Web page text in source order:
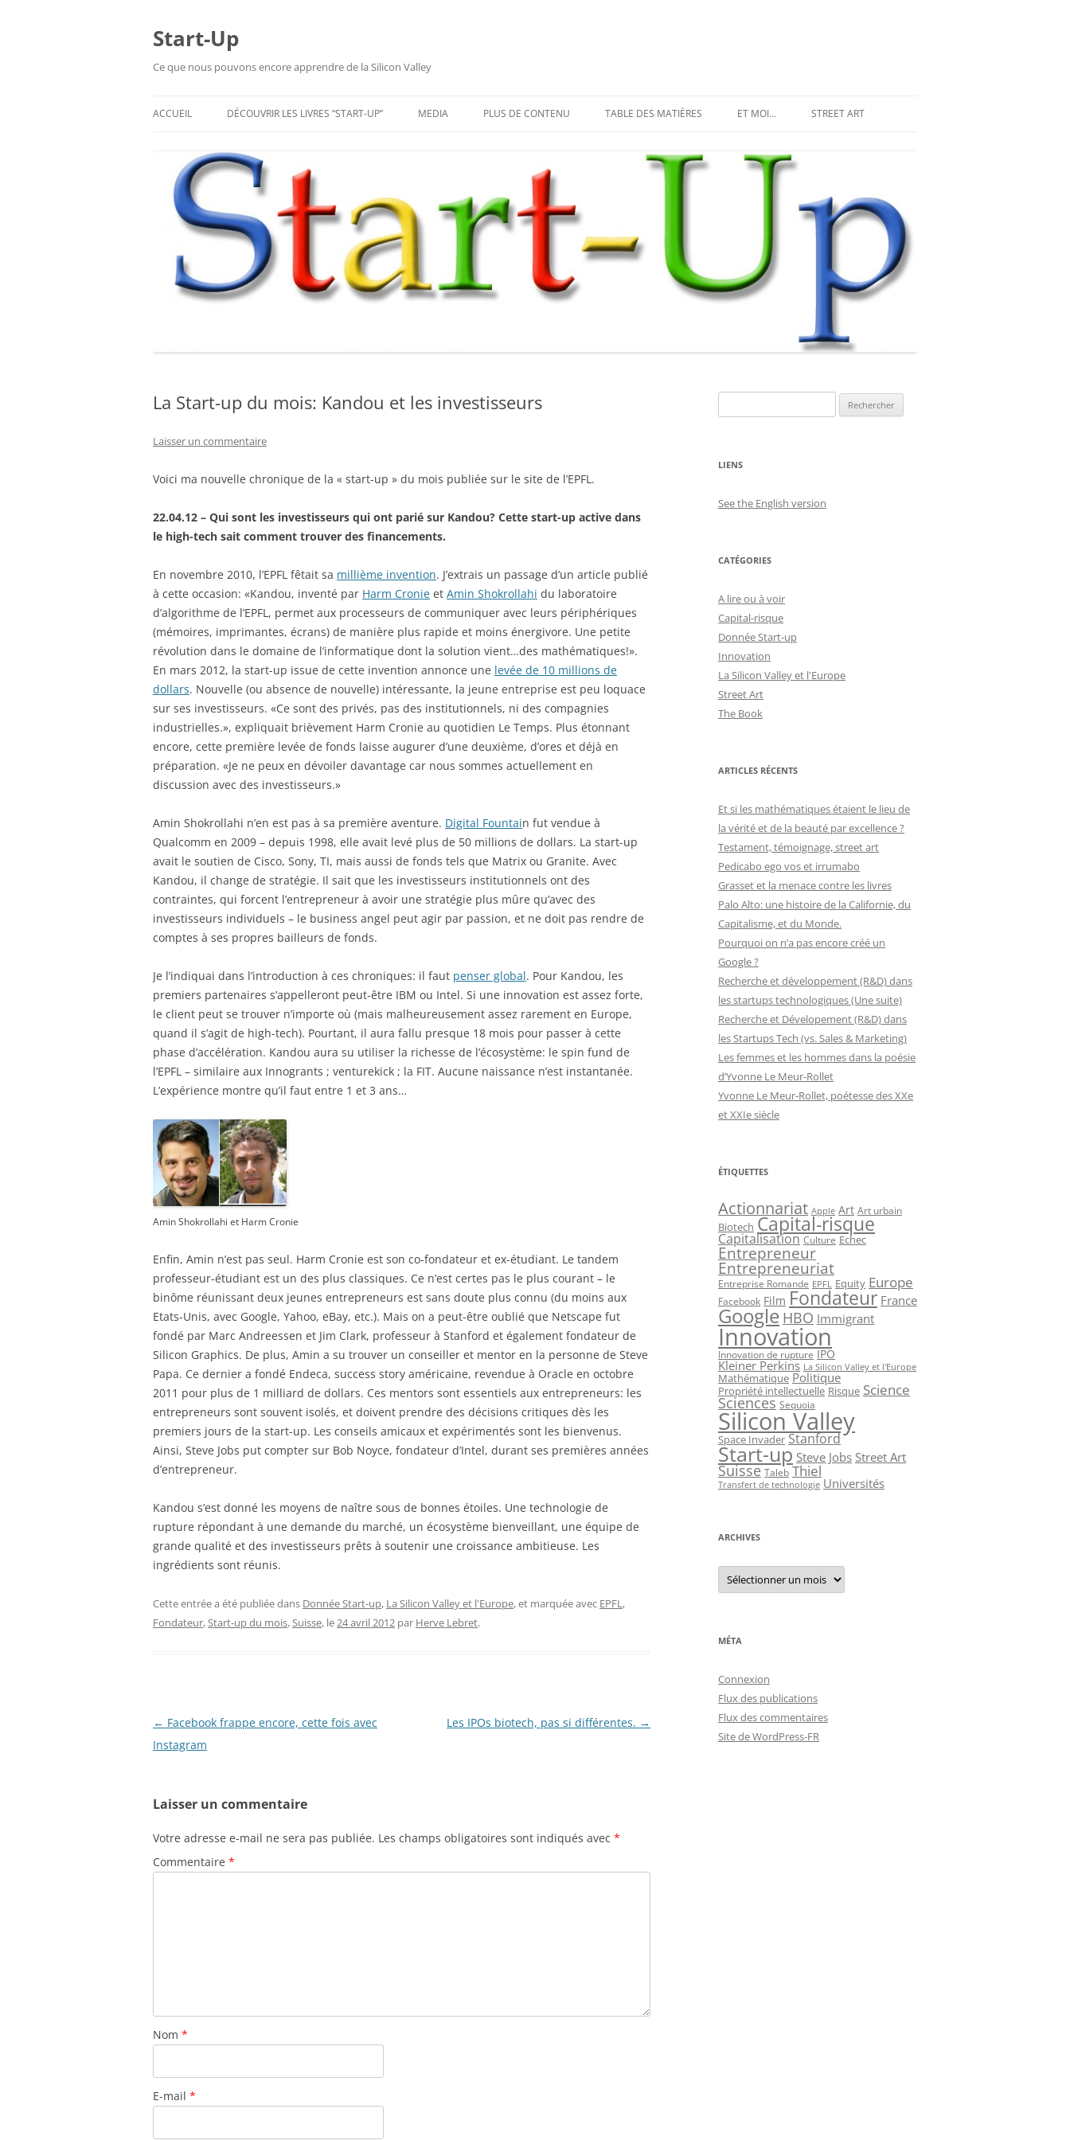
Start-Up
Ce que nous pouvons encore apprendre de la Silicon Valley
ACCUEIL DÉCOUVRIR LES LIVRES “START-UP” MEDIA PLUS DE CONTENU TABLE DES MATIÈRES ET MOI… STREET ART
MR DJOUL ET SES ALIENS
STREET ART À PARIS
PIXEL ART
LAND ART ET STREET ART
La Start-up du mois: Kandou et les investisseurs
Laisser un commentaire
Voici ma nouvelle chronique de la « start-up » du mois publiée sur le site de l’EPFL.
22.04.12 – Qui sont les investisseurs qui ont parié sur Kandou? Cette start-up active dans
le high-tech sait comment trouver des financements.
En novembre 2010, l’EPFL fêtait sa millième invention. J’extrais un passage d’un article publié
à cette occasion: «Kandou, inventé par Harm Cronie et Amin Shokrollahi du laboratoire
d’algorithme de l’EPFL, permet aux processeurs de communiquer avec leurs périphériques
(mémoires, imprimantes, écrans) de manière plus rapide et moins énergivore. Une petite
révolution dans le domaine de l’informatique dont la solution vient…des mathématiques!».
En mars 2012, la start-up issue de cette invention annonce une levée de 10 millions de
dollars. Nouvelle (ou absence de nouvelle) intéressante, la jeune entreprise est peu loquace
sur ses investisseurs. «Ce sont des privés, pas des institutionnels, ni des compagnies
industrielles.», expliquait brièvement Harm Cronie au quotidien Le Temps. Plus étonnant
encore, cette première levée de fonds laisse augurer d’une deuxième, d’ores et déjà en
préparation. «Je ne peux en dévoiler davantage car nous sommes actuellement en
discussion avec des investisseurs.»
Amin Shokrollahi n’en est pas à sa première aventure. Digital Fountain fut vendue à
Qualcomm en 2009 – depuis 1998, elle avait levé plus de 50 millions de dollars. La start-up
avait le soutien de Cisco, Sony, TI, mais aussi de fonds tels que Matrix ou Granite. Avec
Kandou, il change de stratégie. Il sait que les investisseurs institutionnels ont des
contraintes, qui forcent l’entrepreneur à avoir une stratégie plus mûre qu’avec des
investisseurs individuels – le business angel peut agir par passion, et ne doit pas rendre de
comptes à ses propres bailleurs de fonds.
Je l’indiquai dans l’introduction à ces chroniques: il faut penser global. Pour Kandou, les
premiers partenaires s’appelleront peut-être IBM ou Intel. Si une innovation est assez forte,
le client peut se trouver n’importe où (mais malheureusement assez rarement en Europe,
quand il s’agit de high-tech). Pourtant, il aura fallu presque 18 mois pour passer à cette
phase d’accélération. Kandou aura su utiliser la richesse de l’écosystème: le spin fund de
l’EPFL – similaire aux Innogrants ; venturekick ; la FIT. Aucune naissance n’est instantanée.
L’expérience montre qu’il faut entre 1 et 3 ans…
Amin Shokrollahi et Harm Cronie
Enfin, Amin n’est pas seul. Harm Cronie est son co-fondateur et ex-étudiant. Le tandem
professeur-étudiant est un des plus classiques. Ce n’est certes pas le plus courant – le
binôme réunissant deux jeunes entrepreneurs est sans doute plus connu (du moins aux
Etats-Unis, avec Google, Yahoo, eBay, etc.). Mais on a peut-être oublié que Netscape fut
fondé par Marc Andreessen et Jim Clark, professeur à Stanford et également fondateur de
Silicon Graphics. De plus, Amin a su trouver un conseiller et mentor en la personne de Steve
Papa. Ce dernier a fondé Endeca, success story américaine, revendue à Oracle en octobre
2011 pour plus de 1 milliard de dollars. Ces mentors sont essentiels aux entrepreneurs: les
entrepreneurs sont souvent isolés, et doivent prendre des décisions critiques dès les
premiers jours de la start-up. Les conseils amicaux et expérimentés sont les bienvenus.
Ainsi, Steve Jobs put compter sur Bob Noyce, fondateur d’Intel, durant ses premières années
d’entrepreneur.
Kandou s’est donné les moyens de naître sous de bonnes étoiles. Une technologie de
rupture répondant à une demande du marché, un écosystème bienveillant, une équipe de
grande qualité et des investisseurs prêts à soutenir une croissance ambitieuse. Les
ingrédients sont réunis.
Cette entrée a été publiée dans Donnée Start-up, La Silicon Valley et l'Europe, et marquée avec EPFL,
Fondateur,Start-up du mois,Suisse, le24 avril 2012 par Herve Lebret.
Navigation
des
← Facebook frappe encore, cette fois avec
Instagram
Les IPOs biotech, pas si différentes. →
Laisser un commentaire
Votre adresse e-mail ne sera pas publiée. Les champs obligatoires sont indiqués avec *
Commentaire *
Nom *
E-mail *
LIENS
See the English version
CATÉGORIES
A lire ou à voir
Capital-risque
Donnée Start-up
Innovation
La Silicon Valley et l'Europe
Street Art
The Book
ARTICLES RÉCENTS
Et si les mathématiques étaient le lieu de
la vérité et de la beauté par excellence ?
Testament, témoignage, street art
Pedicabo ego vos et irrumabo
Grasset et la menace contre les livres
Palo Alto: une histoire de la Californie, du
Capitalisme, et du Monde.
Pourquoi on n’a pas encore créé un
Google ?
Recherche et développement (R&D) dans
les startups technologiques (Une suite)
Recherche et Dévelopement (R&D) dans
les Startups Tech (vs. Sales & Marketing)
Les femmes et les hommes dans la poésie
d’Yvonne Le Meur-Rollet
Yvonne Le Meur-Rollet, poétesse des XXe
et XXIe siècle
ÉTIQUETTES
Actionnariat Apple Art Art urbain
Biotech Capital-risque
Capitalisation Culture Echec
Entrepreneur
Entrepreneuriat
Entreprise Romande EPFL Equity Europe
Facebook Film Fondateur France
Google HBO Immigrant
Innovation
Innovation de rupture IPO
Kleiner Perkins La Silicon Valley et l'Europe
Mathématique Politique
Propriété intellectuelle Risque Science
Sciences Sequoia
Silicon Valley
Space Invader Stanford
Start-up Steve Jobs Street Art
Suisse Taleb Thiel
Transfert de technologie Universités
ARCHIVES
Archives
MÉTA
Connexion
Flux des publications
Flux des commentaires
Site de WordPress-FR